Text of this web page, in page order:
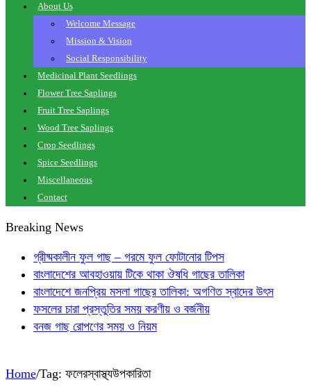
About Us
Welcome Message
Mission & Vision
Social Responsibility
Medicinal Plant Seedlings
Flower Tree Saplings
Fruit Tree Saplings
Wood Tree Saplings
Crop Seedlings
Spice Seedlings
Miscellaneous
Contact
Breaking News
গ্রীষ্মকালীন ফুল গাছ – গরমে ফুল ফোটানোর টিপস
বাংলাদেশের আবহাওয়ায় টিকে থাকা ঔষধি গাছের তালিকা
বাংলাদেশে জনপ্রিয় মসলা গাছের তালিকা: অগণিত স্বাদের উৎস
ফসলের চারা প্রস্তুতির সময় করণীয় ও বর্জনীয়
বনজ গাছ রোপণের সময় ও নিয়ম
Home/Tag: ফলেরস্বাস্থ্যউপকারিতা